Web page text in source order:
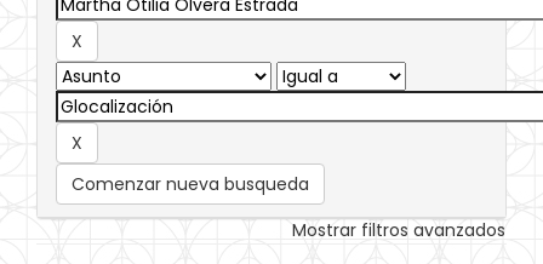
Comenzar nueva busqueda
Mostrar filtros avanzados